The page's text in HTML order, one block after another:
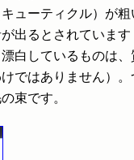
ューティクル）が
出るとされていま
白しているものは
ではありません）
束です。